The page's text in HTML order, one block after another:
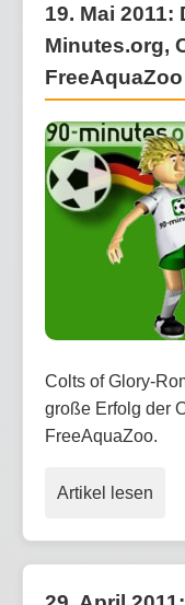
19. Mai 2011:
Minutes.org,
FreeAquaZoo
Colts of Glory-
große Erfolg der
FreeAquaZoo.
Artikel lesen